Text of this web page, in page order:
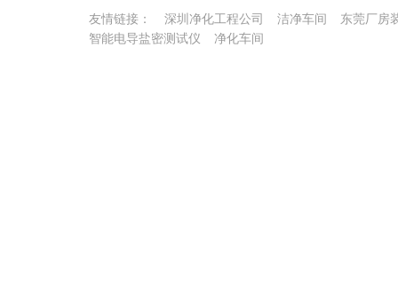
友情链接： 深圳净化工程公司 洁净车间
东莞厂房
智能电导盐密测试仪
净化车间